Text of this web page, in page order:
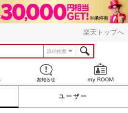
楽天トップへ
詳細検索
見つける お知らせ
ユーザー